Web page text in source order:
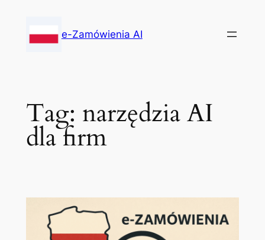
content
e-Zamówienia AI
Tag: narzędzia AI
dla firm